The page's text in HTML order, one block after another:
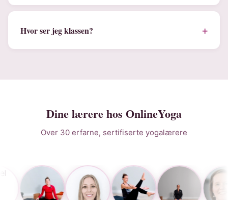
Hvor ser jeg klassen? +
Dine lærere hos OnlineYoga
Over 30 erfarne, sertifiserte yogalærere